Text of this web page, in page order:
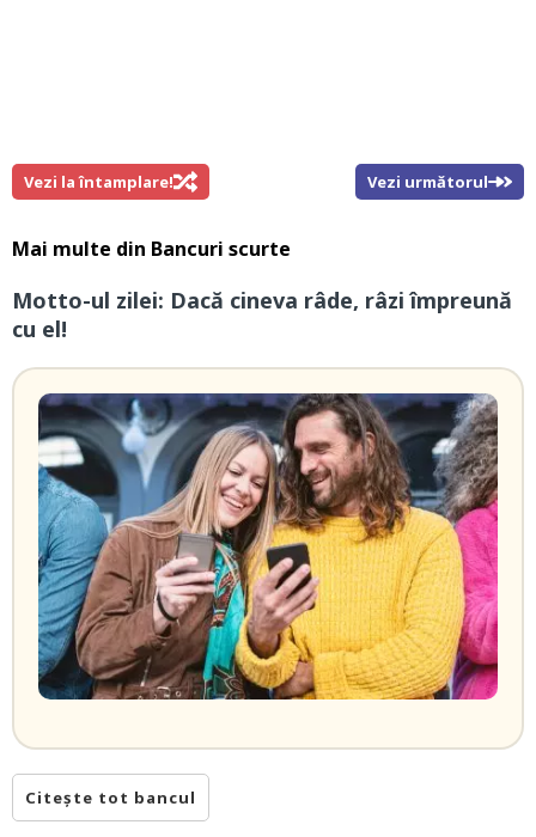
Vezi la întamplare! Vezi următorul
Mai multe din Bancuri scurte
Motto-ul zilei: Dacă cineva râde, râzi împreună
cu el!
Citește tot bancul